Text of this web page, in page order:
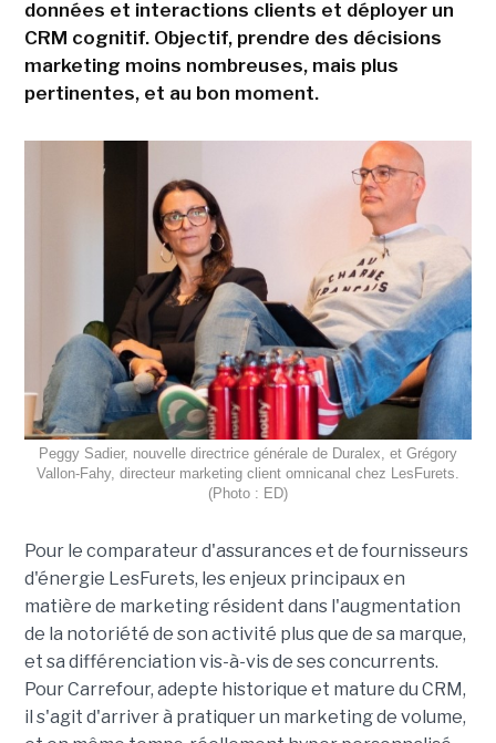
données et interactions clients et déployer un
CRM cognitif. Objectif, prendre des décisions
marketing moins nombreuses, mais plus
pertinentes, et au bon moment.
Peggy Sadier, nouvelle directrice générale de Duralex, et Grégory
Vallon-Fahy, directeur marketing client omnicanal chez LesFurets.
(Photo : ED)
Pour le comparateur d'assurances et de fournisseurs
d'énergie LesFurets, les enjeux principaux en
matière de marketing résident dans l'augmentation
de la notoriété de son activité plus que de sa marque,
et sa différenciation vis-à-vis de ses concurrents.
Pour Carrefour, adepte historique et mature du CRM,
il s'agit d'arriver à pratiquer un marketing de volume,